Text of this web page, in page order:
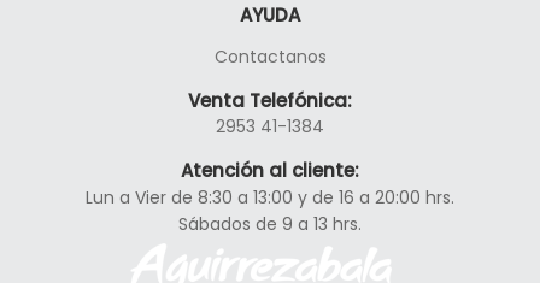
AYUDA
Contactanos
Venta Telefónica:
2953 41-1384
Atención al cliente:
Lun a Vier de 8:30 a 13:00 y de 16 a 20:00 hrs.
Sábados de 9 a 13 hrs.